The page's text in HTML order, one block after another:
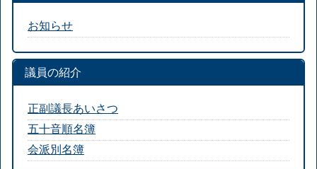
お知らせ
議員の紹介
正副議長あいさつ
五十音順名簿
会派別名簿